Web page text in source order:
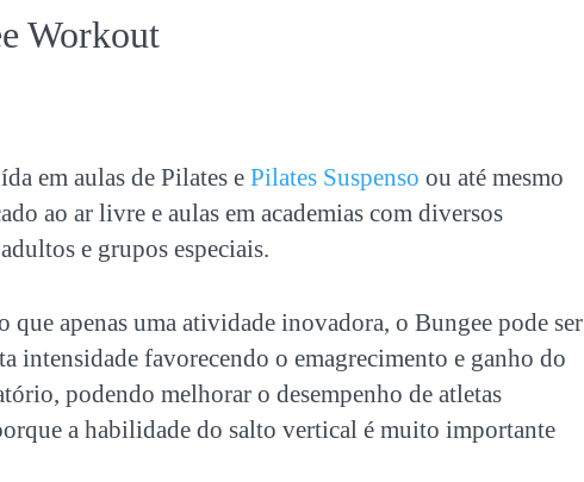
Workout
em aulas de Pilates e Pilates Suspenso ou até mesmo
ao ar livre e aulas em academias com diversos
e grupos especiais.
que apenas uma atividade inovadora, o Bungee pode ser
intensidade favorecendo o emagrecimento e ganho do
podendo melhorar o desempenho de atletas
a habilidade do salto vertical é muito importante